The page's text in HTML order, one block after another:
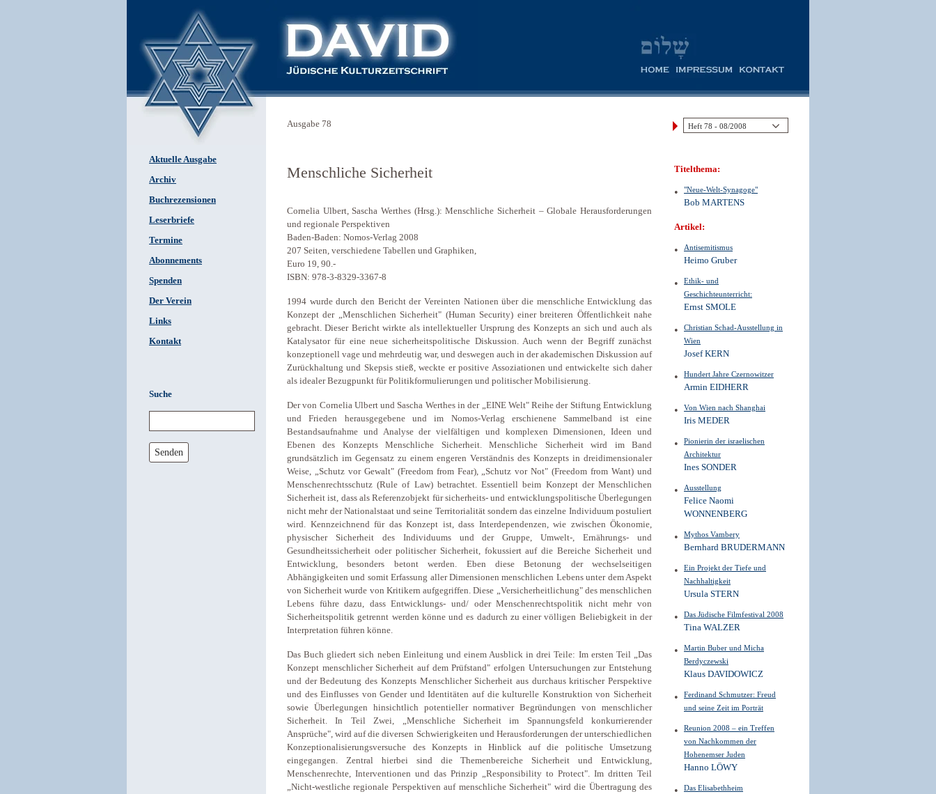
Aktuelle Ausgabe
Archiv
Buchrezensionen
Leserbriefe
Termine
Abonnements
Spenden
Der Verein
Links
Kontakt
Suche
Senden
Ausgabe 78
Menschliche Sicherheit
Cornelia Ulbert, Sascha Werthes (Hrsg.): Menschliche Sicherheit – Globale Herausforderungen
und regionale Perspektiven
Baden-Baden: Nomos-Verlag 2008
207 Seiten, verschiedene Tabellen und Graphiken,
Euro 19, 90.-
ISBN: 978-3-8329-3367-8
1994 wurde durch den Bericht der Vereinten Nationen über die menschliche Entwicklung das
Konzept der „Menschlichen Sicherheit" (Human Security) einer breiteren Öffentlichkeit nahe
gebracht. Dieser Bericht wirkte als intellektueller Ursprung des Konzepts an sich und auch als
Katalysator für eine neue sicherheitspolitische Diskussion. Auch wenn der Begriff zunächst
konzeptionell vage und mehrdeutig war, und deswegen auch in der akademischen Diskussion auf
Zurückhaltung und Skepsis stieß, weckte er positive Assoziationen und entwickelte sich daher
als idealer Bezugpunkt für Politikformulierungen und politischer Mobilisierung.
Der von Cornelia Ulbert und Sascha Werthes in der „EINE Welt" Reihe der Stiftung Entwicklung
und Frieden herausgegebene und im Nomos-Verlag erschienene Sammelband ist eine
Bestandsaufnahme und Analyse der vielfältigen und komplexen Dimensionen, Ideen und
Ebenen des Konzepts Menschliche Sicherheit. Menschliche Sicherheit wird im Band
grundsätzlich im Gegensatz zu einem engeren Verständnis des Konzepts in dreidimensionaler
Weise, „Schutz vor Gewalt" (Freedom from Fear), „Schutz vor Not" (Freedom from Want) und
Menschenrechtsschutz (Rule of Law) betrachtet. Essentiell beim Konzept der Menschlichen
Sicherheit ist, dass als Referenzobjekt für sicherheits- und entwicklungspolitische Überlegungen
nicht mehr der Nationalstaat und seine Territorialität sondern das einzelne Individuum postuliert
wird. Kennzeichnend für das Konzept ist, dass Interdependenzen, wie zwischen Ökonomie,
physischer Sicherheit des Individuums und der Gruppe, Umwelt-, Ernährungs- und
Gesundheitssicherheit oder politischer Sicherheit, fokussiert auf die Bereiche Sicherheit und
Entwicklung, besonders betont werden. Eben diese Betonung der wechselseitigen
Abhängigkeiten und somit Erfassung aller Dimensionen menschlichen Lebens unter dem Aspekt
von Sicherheit wurde von Kritikern aufgegriffen. Diese „Versicherheitlichung" des menschlichen
Lebens führe dazu, dass Entwicklungs- und/ oder Menschenrechtspolitik nicht mehr von
Sicherheitspolitik getrennt werden könne und es dadurch zu einer völligen Beliebigkeit in der
Interpretation führen könne.
Das Buch gliedert sich neben Einleitung und einem Ausblick in drei Teile: Im ersten Teil „Das
Konzept menschlicher Sicherheit auf dem Prüfstand" erfolgen Untersuchungen zur Entstehung
und der Bedeutung des Konzepts Menschlicher Sicherheit aus durchaus kritischer Perspektive
und des Einflusses von Gender und Identitäten auf die kulturelle Konstruktion von Sicherheit
sowie Überlegungen hinsichtlich potentieller normativer Begründungen von menschlicher
Sicherheit. In Teil Zwei, „Menschliche Sicherheit im Spannungsfeld konkurrierender
Ansprüche", wird auf die diversen Schwierigkeiten und Herausforderungen der unterschiedlichen
Konzeptionalisierungsversuche des Konzepts in Hinblick auf die politische Umsetzung
eingegangen. Zentral hierbei sind die Themenbereiche Sicherheit und Entwicklung,
Menschenrechte, Interventionen und das Prinzip „Responsibility to Protect". Im dritten Teil
„Nicht-westliche regionale Perspektiven auf menschliche Sicherheit" wird die Übertragung des
Titelthema:
"Neue-Welt-Synagoge"
Bob MARTENS
Artikel:
Antisemitismus
Heimo Gruber
Ethik- und
Geschichteunterricht:
Ernst SMOLE
Christian Schad-Ausstellung in
Wien
Josef KERN
Hundert Jahre Czernowitzer
Armin EIDHERR
Von Wien nach Shanghai
Iris MEDER
Pionierin der israelischen
Architektur
Ines SONDER
Ausstellung
Felice Naomi
WONNENBERG
Mythos Vambery
Bernhard BRUDERMANN
Ein Projekt der Tiefe und
Nachhaltigkeit
Ursula STERN
Das Jüdische Filmfestival 2008
Tina WALZER
Martin Buber und Micha
Berdyczewski
Klaus DAVIDOWICZ
Ferdinand Schmutzer: Freud
und seine Zeit im Porträt
Reunion 2008 – ein Treffen
von Nachkommen der
Hohenemser Juden
Hanno LÖWY
Das Elisabethheim